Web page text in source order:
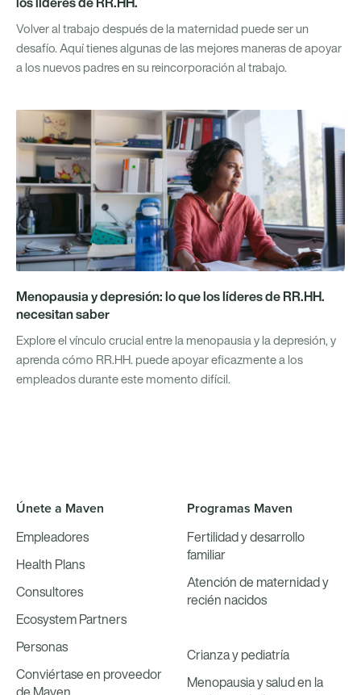
Volver al trabajo después de la maternidad puede ser un
desafío. Aquí tienes algunas de las mejores maneras de apoyar
a los nuevos padres en su reincorporación al trabajo.
Menopausia y depresión: lo que los líderes de RR.HH.
necesitan saber
Explore el vínculo crucial entre la menopausia y la depresión, y
aprenda cómo RR.HH. puede apoyar eficazmente a los
empleados durante este momento difícil.
Únete a Maven
Empleadores
Health Plans
Consultores
Ecosystem Partners
Personas
Conviértase en proveedor
de Maven
Programas Maven
Fertilidad y desarrollo
familiar
Atención de maternidad y
recién nacidos
Crianza y pediatría
Menopausia y salud en la